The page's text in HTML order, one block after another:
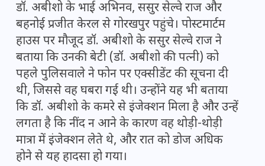
डॉ. अबीशो के भाई अभिनव, ससुर सेल्वे राज और
बहनोई प्रजीत केरल से गोरखपुर पहुंचे। पोस्टमार्टम
हाउस पर मौजूद डॉ. अबीशो के ससुर सेल्वे राज ने
बताया कि उनकी बेटी (डॉ. अबीशो की पत्नी) को
पहले पुलिसवाले ने फोन पर एक्सीडेंट की सूचना दी
थी, जिससे वह घबरा गई थी। उन्होंने यह भी बताया
कि डॉ. अबीशो के कमरे से इंजेक्शन मिला है और उन्हें
लगता है कि नींद न आने के कारण वह थोड़ी-थोड़ी
मात्रा में इंजेक्शन लेते थे, और रात को डोज अधिक
होने से यह हादसा हो गया।